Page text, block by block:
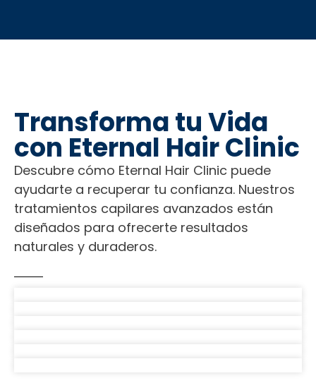
Transforma tu Vida
con Eternal Hair Clinic
Descubre cómo Eternal Hair Clinic puede
ayudarte a recuperar tu confianza. Nuestros
tratamientos capilares avanzados están
diseñados para ofrecerte resultados
naturales y duraderos.